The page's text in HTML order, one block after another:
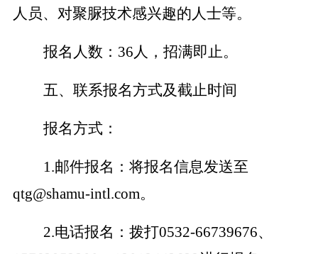
人员、对聚脲技术感兴趣的人士等。
报名人数： 36人，招满即止。
五、联系报名方式及截止时间
报名方式：
1.邮件报名：将报名信息发送至
qtg@shamu-intl.com。
2.电话报名：拨打0532-66739676、